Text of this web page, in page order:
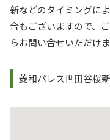
新などのタイミングに
合もございますので、
らお問い合せいただけ
菱和パレス世田谷桜